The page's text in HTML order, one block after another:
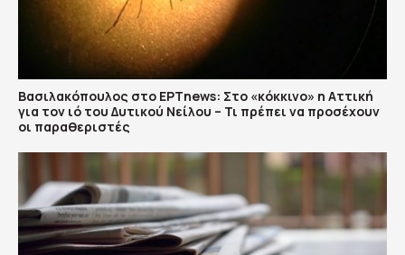
Βασιλακόπουλος στο ΕΡΤnews: Στο «κόκκινο» η Αττική
για τον ιό του Δυτικού Νείλου – Τι πρέπει να προσέχουν
οι παραθεριστές